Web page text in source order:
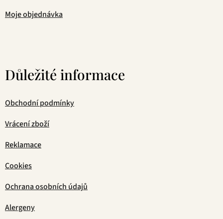
Moje objednávka
Důležité informace
Obchodní podmínky
Vrácení zboží
Reklamace
Cookies
Ochrana osobních údajů
Alergeny